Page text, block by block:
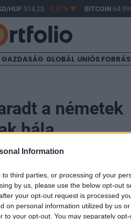
Information
third parties, or processing of your
by us, please use the below opt-out
your opt-out request is processed
on personal information utilized by us
to your opt-out. You may separately
HUF 314,20 -0,87% BITCOIN64
GAZDASÁG GLOBÁL UNIÓS
a németek
hála
meg a 2008-ban
fizetendő kamatok